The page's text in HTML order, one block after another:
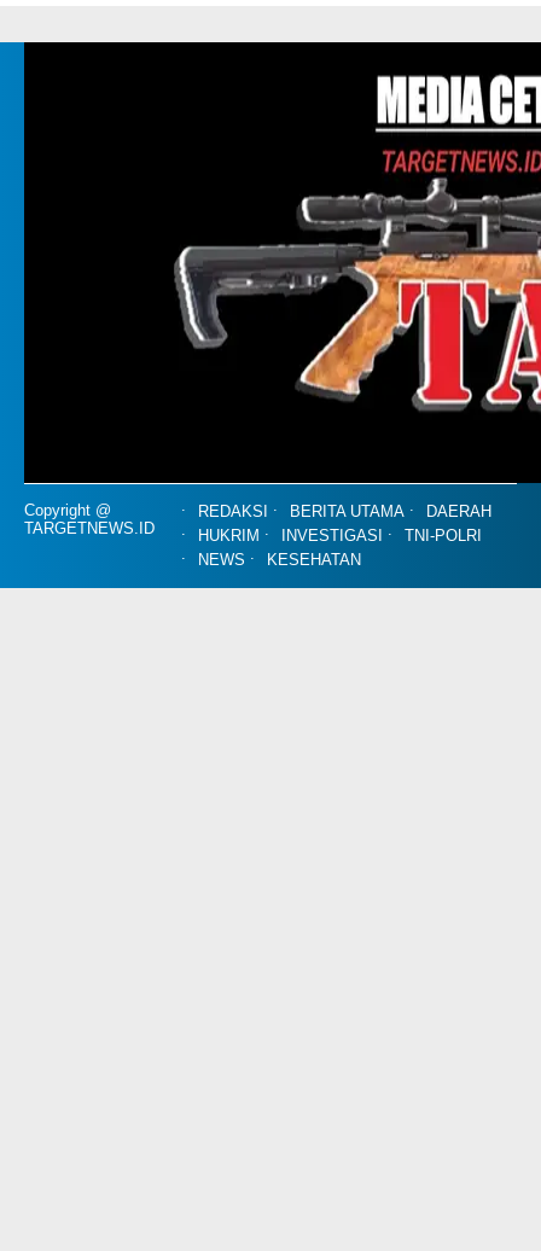
Copyright @
TARGETNEWS.ID
REDAKSI BERITA UTAMA
DAERAH
HUKRIM
INVESTIGASI
TNI-POLRI
NEWS
KESEHATAN